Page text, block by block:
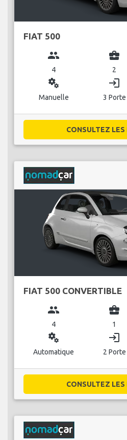
FIAT 500
group
4
business_center
2
miscellaneous_services
Manuelle
login
3 Porte
CONSULTEZ LES
FIAT 500 CONVERTIBLE
group
4
business_center
1
miscellaneous_services
Automatique
login
2 Porte
CONSULTEZ LES